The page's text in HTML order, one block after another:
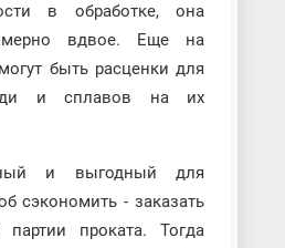
в обработке, она
вдвое. Еще на
быть расценки для
и сплавов на их
и выгодный для
сэкономить - заказать
партии проката. Тогда